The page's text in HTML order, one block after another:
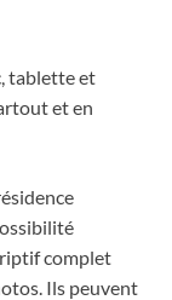
tablette et
et en
complet
Ils peuvent